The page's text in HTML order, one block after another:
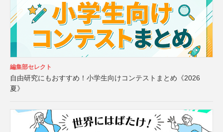
編集部セレクト
自由研究にもおすすめ！小学生向けコンテストまとめ《2026
夏》